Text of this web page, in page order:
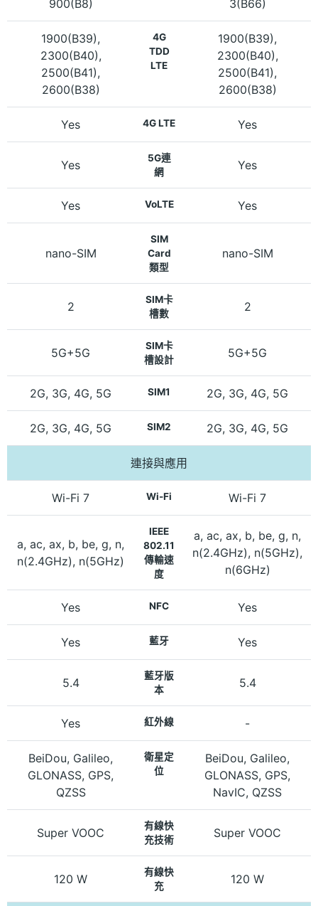
900(B8) 3(B66)
1900(B39),
2300(B40),
2500(B41),
2600(B38)
4G
TDD
LTE
1900(B39),
2300(B40),
2500(B41),
2600(B38)
Yes 4G LTE Yes
Yes
5G連
網
Yes
Yes VoLTE Yes
nano-SIM
SIM
Card
類型
nano-SIM
2
SIM卡
槽數
2
5G+5G
SIM卡
槽設計
5G+5G
2G, 3G, 4G, 5G SIM1 2G, 3G, 4G, 5G
2G, 3G, 4G, 5G SIM2 2G, 3G, 4G, 5G
連接與應用
Wi-Fi 7 Wi-Fi Wi-Fi 7
a, ac, ax, b, be, g, n,
n(2.4GHz), n(5GHz)
IEEE
802.11
傳輸速
度
a, ac, ax, b, be, g, n,
n(2.4GHz), n(5GHz),
n(6GHz)
Yes NFC Yes
Yes 藍牙 Yes
5.4
藍牙版
本
5.4
Yes 紅外線 -
BeiDou, Galileo,
GLONASS, GPS,
QZSS
衛星定
位
BeiDou, Galileo,
GLONASS, GPS,
NavIC, QZSS
Super VOOC
有線快
充技術
Super VOOC
120 W
有線快
充
120 W